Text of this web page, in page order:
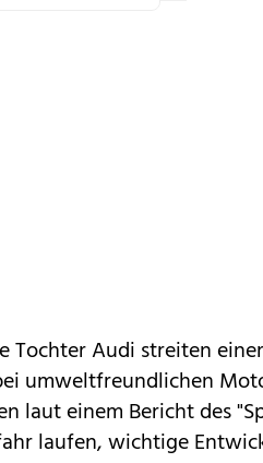
Tochter Audi streiten
umweltfreundlichen
laut einem Bericht des
laufen, wichtige